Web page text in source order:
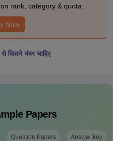
rank, category & quota.
Now
कितने नंबर चाहिए
Papers
Question Papers Answer key